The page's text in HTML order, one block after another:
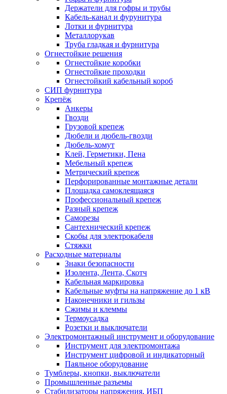
Держатели для гофры и трубы
Кабель-канал и фурунитура
Лотки и фурнитура
Металлорукав
Труба гладкая и фурнитура
Огнестойкие решения
Огнестойкие коробки
Огнестойкие проходки
Огнестойкий кабельный короб
СИП фурнитура
Крепёж
Анкеры
Гвозди
Грузовой крепеж
Дюбели и дюбель-гвозди
Дюбель-хомут
Клей, Герметики, Пена
Мебельный крепеж
Метрический крепеж
Перфорированные монтажные детали
Площадка самоклеящаяся
Профессиональный крепеж
Разный крепеж
Саморезы
Сантехнический крепеж
Скобы для электрокабеля
Стяжки
Расходные материалы
Знаки безопасности
Изолента, Лента, Скотч
Кабельная маркировка
Кабельные муфты на напряжение до 1 кВ
Наконечники и гильзы
Сжимы и клеммы
Термоусадка
Розетки и выключатели
Электромонтажный инструмент и оборудование
Инструмент для электромонтажа
Инструмент цифровой и индикаторный
Паяльное оборудование
Тумблеры, кнопки, выключатели
Промышленные разъемы
Стабилизаторы напряжения, ИБП